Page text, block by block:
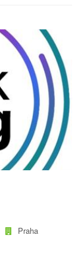
Praha